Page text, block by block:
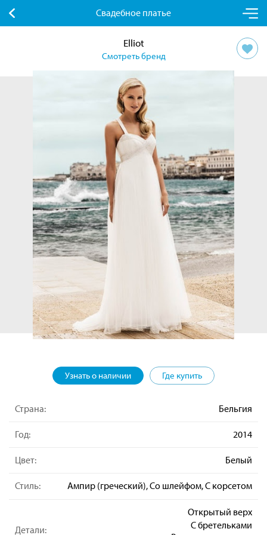
Свадебное платье
Elliot
Смотреть бренд
Узнать о наличии Где купить
Страна: Бельгия
Год: 2014
Цвет: Белый
Стиль: Ампир (греческий), Со шлейфом, С корсетом
Детали:
Открытый верх
С бретельками